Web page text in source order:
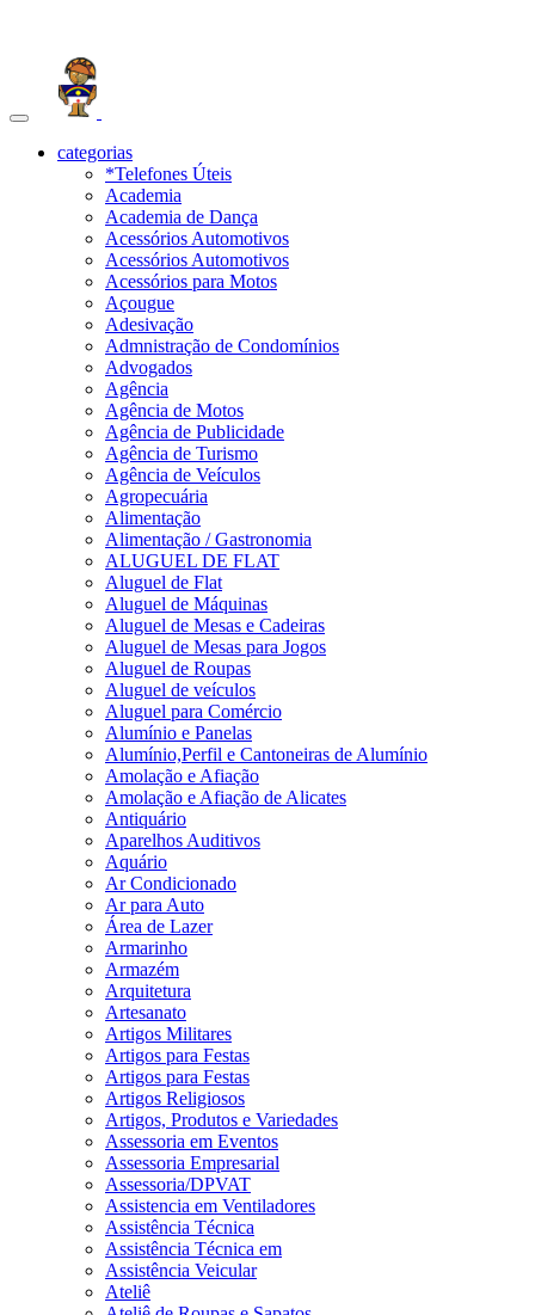
Toggle
navigationcategorias
*Telefones Úteis
Academia
Academia de Dança
Acessórios Automotivos
Acessórios Automotivos
Acessórios para Motos
Açougue
Adesivação
Admnistração de Condomínios
Advogados
Agência
Agência de Motos
Agência de Publicidade
Agência de Turismo
Agência de Veículos
Agropecuária
Alimentação
Alimentação / Gastronomia
ALUGUEL DE FLAT
Aluguel de Flat
Aluguel de Máquinas
Aluguel de Mesas e Cadeiras
Aluguel de Mesas para Jogos
Aluguel de Roupas
Aluguel de veículos
Aluguel para Comércio
Alumínio e Panelas
Alumínio,Perfil e Cantoneiras de Alumínio
Amolação e Afiação
Amolação e Afiação de Alicates
Antiquário
Aparelhos Auditivos
Aquário
Ar Condicionado
Ar para Auto
Área de Lazer
Armarinho
Armazém
Arquitetura
Artesanato
Artigos Militares
Artigos para Festas
Artigos para Festas
Artigos Religiosos
Artigos, Produtos e Variedades
Assessoria em Eventos
Assessoria Empresarial
Assessoria/DPVAT
Assistencia em Ventiladores
Assistência Técnica
Assistência Técnica em
Assistência Veicular
Ateliê